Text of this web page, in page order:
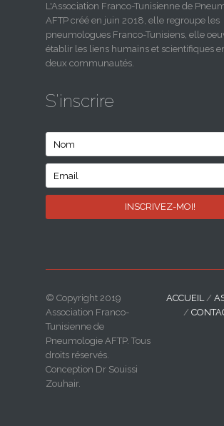
L'Association Franco-Tunisienne de
AFTP créé en juin 2018, elle regroupe les
pneumologues Franco-Tunisiens, elle
établir les liens humains et scientifiques
deux communautés.
S'inscrire
© Copyright 2019
Association Franco-
Tunisienne de
Pneumologie AFTP. Tous
droits réservés.
Conception Dr Souissi
Zouhair.
ACCUEIL/
/